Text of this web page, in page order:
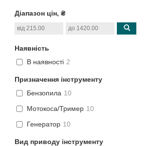
Діапазон цін, ₴
Наявність
В наявності 2
Призначення інструменту
Бензопила 10
Мотокоса/Тример 10
Генератор 10
Вид приводу інструменту